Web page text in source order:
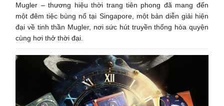
Mugler – thương hiệu thời trang tiên phong đã mang đến
một đêm tiệc bùng nổ tại Singapore, một bản diễn giải hiện
đại về tinh thần Mugler, nơi sức hút truyền thống hòa quyện
cùng hơi thở thời đại.